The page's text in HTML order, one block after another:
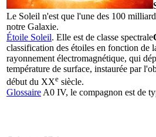
Le Soleil n'est que l'une des 100
notre Galaxie.
Étoile Soleil. Elle est de classe spectrale
classification des étoiles en fonction de
rayonnement électromagnétique, qui
température de surface, instaurée par
début du XXe siècle.
Glossaire A0 IV, le compagnon est de